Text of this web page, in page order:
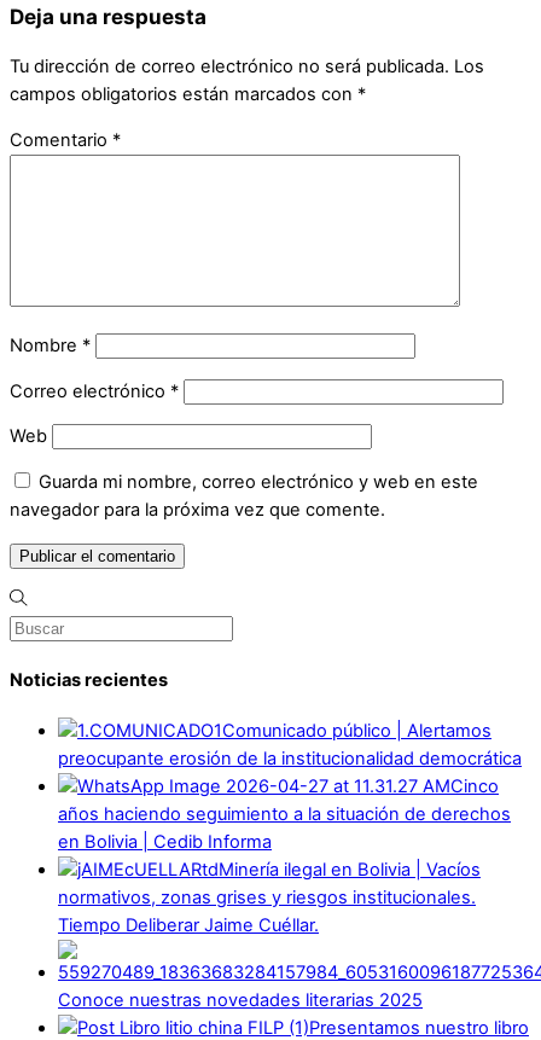
Deja una respuesta
Tu dirección de correo electrónico no será publicada. Los
campos obligatorios están marcados con *
Comentario *
Nombre *
Correo electrónico *
Web
Guarda mi nombre, correo electrónico y web en este
navegador para la próxima vez que comente.
Noticias recientes
Comunicado público | Alertamos
preocupante erosión de la institucionalidad democrática
Cinco
años haciendo seguimiento a la situación de derechos
en Bolivia | Cedib Informa
Minería ilegal en Bolivia | Vacíos
normativos, zonas grises y riesgos institucionales.
Tiempo Deliberar Jaime Cuéllar.
Conoce nuestras novedades literarias 2025
Presentamos nuestro libro